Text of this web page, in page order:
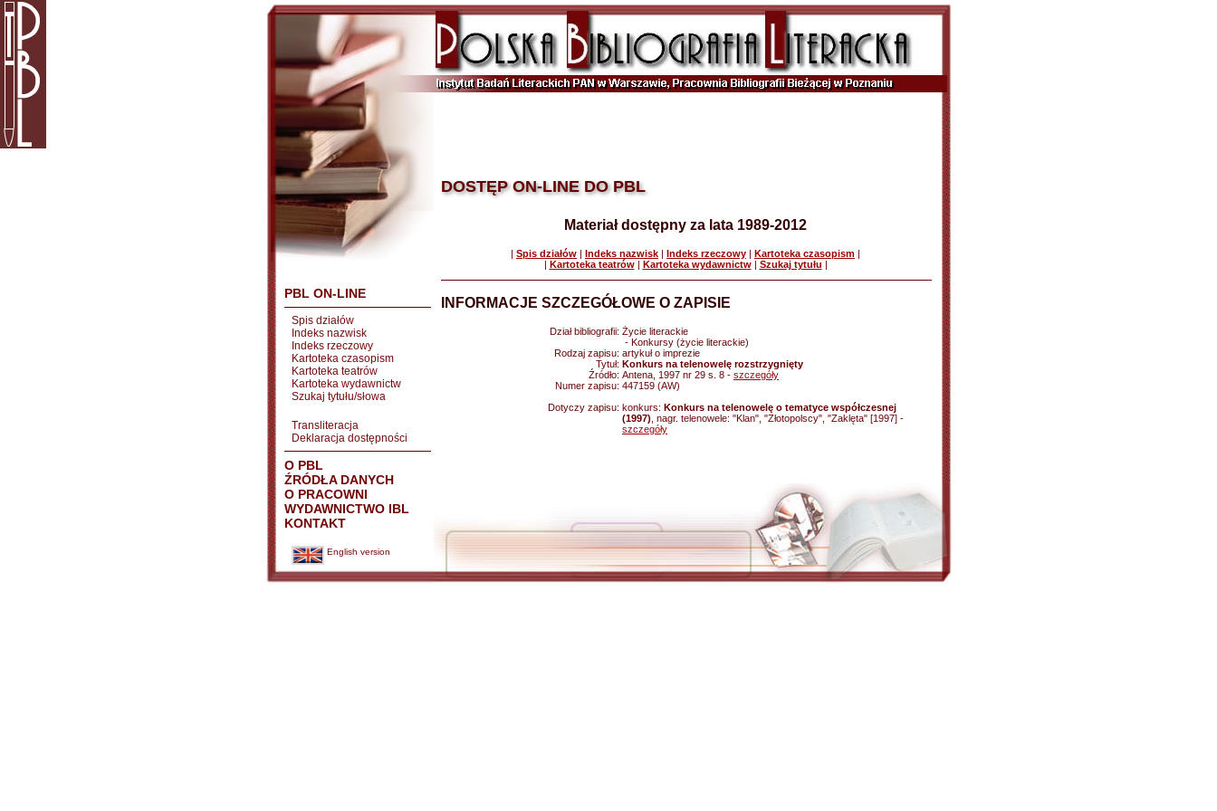
PBL ON-LINE
Spis działów
Indeks nazwisk
Indeks rzeczowy
Kartoteka czasopism
Kartoteka teatrów
Kartoteka wydawnictw
Szukaj tytułu/słowa
Transliteracja
Deklaracja dostępności
O PBL
ŹRÓDŁA DANYCH
O PRACOWNI
WYDAWNICTWO IBL
KONTAKT
English version
DOSTĘP ON-LINE DO PBL
Materiał dostępny za lata 1989-2012
| Spis działów | Indeks nazwisk | Indeks rzeczowy | Kartoteka czasopism |
| Kartoteka teatrów| Kartoteka wydawnictw| Szukaj tytułu |
INFORMACJE SZCZEGÓŁOWE O ZAPISIE
Dział bibliografii: Życie literackie
- Konkursy (życie literackie)
Rodzaj zapisu: artykuł o imprezie
Tytuł: Konkurs na telenowelę rozstrzygnięty
Źródło: Antena, 1997 nr 29 s. 8 - szczegóły
Numer zapisu: 447159 (AW)
Dotyczy zapisu: konkurs: Konkurs na telenowelę o tematyce współczesnej
(1997) , nagr. telenowele: "Klan", "Złotopolscy", "Zaklęta" [1997] -
szczegóły